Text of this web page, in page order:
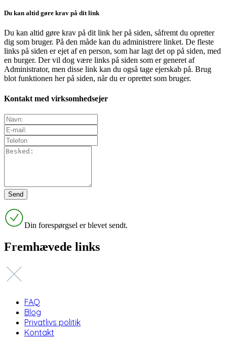
Du kan altid gøre krav på dit link
Du kan altid gøre krav på dit link her på siden, såfremt du opretter
dig som bruger. På den måde kan du administrere linket. De fleste
links på siden er ejet af en person, som har lagt det op på siden, med
en burger. Der vil dog være links på siden som er generet af
Administrator, men disse link kan du også tage ejerskab på. Brug
blot funktionen her på siden, når du er oprettet som bruger.
Kontakt med virksomhedsejer
Din forespørgsel er blevet sendt.
Fremhævede links
FAQ
Blog
Privatlivs politik
Kontakt